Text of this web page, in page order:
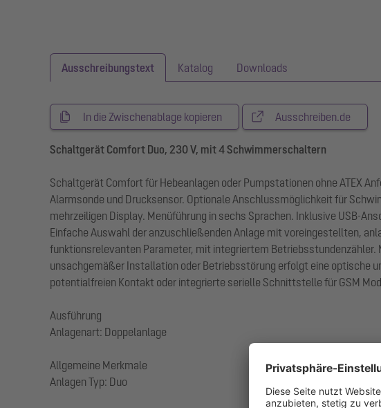
Ausschreibungstext Katalog Downloads
In die Zwischenablage kopieren Ausschreiben.de
Schaltgerät Comfort Duo, 230 V, mit 4 Schwimmerschaltern
Schaltgerät Comfort für Hebeanlagen oder Pumpstationen ohne ATEX
Alarmsonde und Drucksensor. Optionale Anschlussmöglichkeit für
mehrzeiligen Display. Menüführung in sechs Sprachen. Inklusive USB-
Einfache Auswahl der anzuschließenden Anlage mit voreingestellten,
funktionsrelevanten Parameter, mit integriertem Betriebsstundenzähler.
unsachgemäßer Installation oder Betriebsstörung erfolgt eine optische
potentialfreien Kontakt oder integrierte serielle Schnittstelle für GSM
Ausführung
Anlagenart: Doppelanlage
Allgemeine Merkmale
Anlagen Typ: Duo